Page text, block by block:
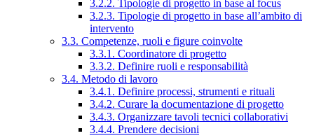
3.2.2. Tipologie di progetto in base al focus
3.2.3. Tipologie di progetto in base all’ambito di
intervento
3.3. Competenze, ruoli e figure coinvolte
3.3.1. Coordinatore di progetto
3.3.2. Definire ruoli e responsabilità
3.4. Metodo di lavoro
3.4.1. Definire processi, strumenti e rituali
3.4.2. Curare la documentazione di progetto
3.4.3. Organizzare tavoli tecnici collaborativi
3.4.4. Prendere decisioni